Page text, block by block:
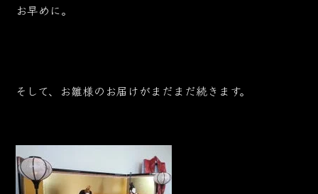
お早めに。
そして、お雛様のお届けがまだまだ続きます。